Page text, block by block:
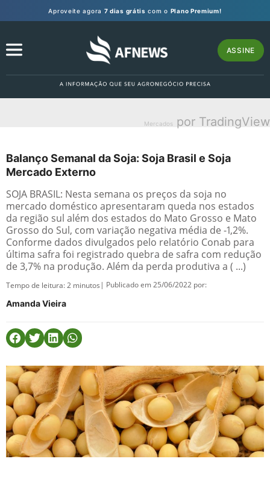
Aproveite agora 7 dias grátis com o Plano Premium!
ASSINE
Mercados por TradingView
Balanço Semanal da Soja: Soja Brasil e Soja
Mercado Externo
SOJA BRASIL: Nesta semana os preços da soja no
mercado doméstico apresentaram queda nos estados
da região sul além dos estados do Mato Grosso e Mato
Grosso do Sul, com variação negativa média de -1,2%.
Conforme dados divulgados pelo relatório Conab para
última safra foi registrado quebra de safra com redução
de 3,7% na produção. Além da perda produtiva a ( ...)
Tempo de leitura:2 minutos | Publicado em 25/06/2022 por:
Amanda Vieira